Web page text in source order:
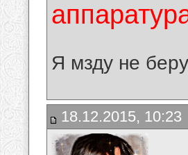
Я мзду не беру
18.12.2015, 10:23